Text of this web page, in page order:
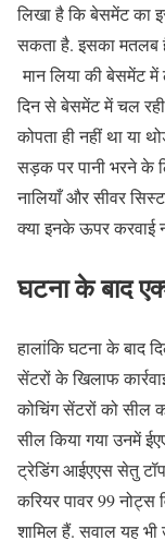
लिखा है कि बेसमेंट का
सकता है. इसका मतलब
मान लिया की बेसमेंट में
दिन से बेसमेंट में चल
कोपता ही नहीं था या
सड़क पर पानी भरने के
नालियाँ और सीवर
क्या इनके ऊपर करवाई
घटना के बाद
हालांकि घटना के बाद
सेंटरों के खिलाफ
कोचिंग सेंटरों को सील
सील किया गया उनमें
ट्रेडिंग आईएएस सेतु
करियर पावर 99
शामिल हैं. सवाल यह भी